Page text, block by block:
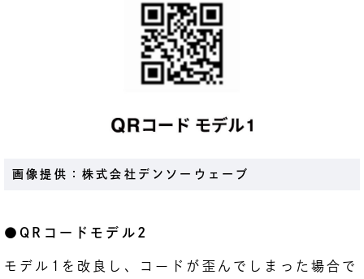
画像提供：株式会社デンソーウェーブ
●QRコードモデル2
モデル1を改良し、コードが歪んでしまった場合で